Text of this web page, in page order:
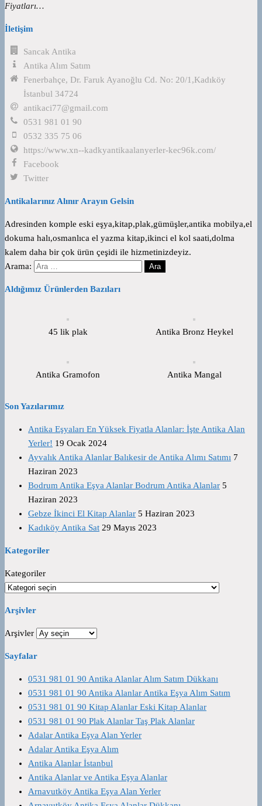
Fiyatları…
İletişim
Sancak Antika
Antika Alım Satım
Fenerbahçe, Dr. Faruk Ayanoğlu Cd. No: 20/1,Kadıköy
İstanbul 34724
antikaci77@gmail.com
0531 981 01 90
0532 335 75 06
https://www.xn--kadkyantikaalanyerler-kec96k.com/
Facebook
Twitter
Antikalarınız Alınır Arayın Gelsin
Adresinden komple eski eşya,kitap,plak,gümüşler,antika mobilya,el
dokuma halı,osmanlıca el yazma kitap,ikinci el kol saati,dolma
kalem daha bir çok ürün çeşidi ile hizmetinizdeyiz.
Arama:
Aldığımız Ürünlerden Bazıları
45 lik plak Antika Bronz Heykel
Antika Gramofon Antika Mangal
Son Yazılarımız
Antika Eşyaları En Yüksek Fiyatla Alanlar: İşte Antika Alan
Yerler! 19 Ocak 2024
Ayvalık Antika Alanlar Balıkesir de Antika Alımı Satımı 7
Haziran 2023
Bodrum Antika Eşya Alanlar Bodrum Antika Alanlar 5
Haziran 2023
Gebze İkinci El Kitap Alanlar 5 Haziran 2023
Kadıköy Antika Sat 29 Mayıs 2023
Kategoriler
Kategoriler
Arşivler
Arşivler
Sayfalar
0531 981 01 90 Antika Alanlar Alım Satım Dükkanı
0531 981 01 90 Antika Alanlar Antika Eşya Alım Satım
0531 981 01 90 Kitap Alanlar Eski Kitap Alanlar
0531 981 01 90 Plak Alanlar Taş Plak Alanlar
Adalar Antika Eşya Alan Yerler
Adalar Antika Eşya Alım
Antika Alanlar İstanbul
Antika Alanlar ve Antika Eşya Alanlar
Arnavutköy Antika Eşya Alan Yerler